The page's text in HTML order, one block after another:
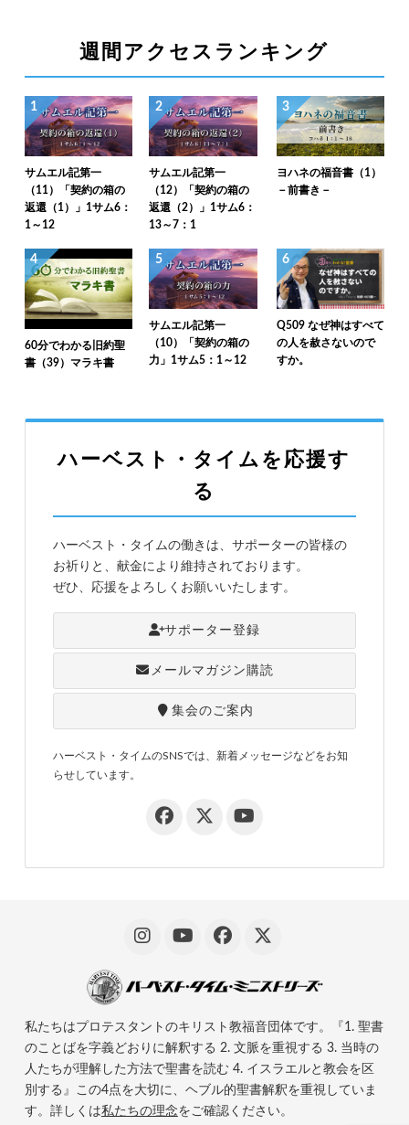
週間アクセスランキング
1
サムエル記第一
（11）「契約の箱の
返還（1）」1サム6：
1～12
2
サムエル記第一
（12）「契約の箱の
返還（2）」1サム6：
13～7：1
3
ヨハネの福音書（1）
－前書き－
4
60分でわかる旧約聖
書（39）マラキ書
5
サムエル記第一
（10）「契約の箱の
力」1サム5：1～12
6
Q509 なぜ神はすべて
の人を赦さないので
すか。
ハーベスト・タイムを応援す
る
ハーベスト・タイムの働きは、サポーターの皆様の
お祈りと、献金により維持されております。
ぜひ、応援をよろしくお願いいたします。
サポーター登録
メールマガジン購読
集会のご案内
ハーベスト・タイムのSNSでは、新着メッセージなどをお知
らせしています。
私たちはプロテスタントのキリスト教福音団体です。『1. 聖書
のことばを字義どおりに解釈する 2. 文脈を重視する 3. 当時の
人たちが理解した方法で聖書を読む 4. イスラエルと教会を区
別する』この4点を大切に、ヘブル的聖書解釈を重視していま
す。詳しくは私たちの理念をご確認ください。